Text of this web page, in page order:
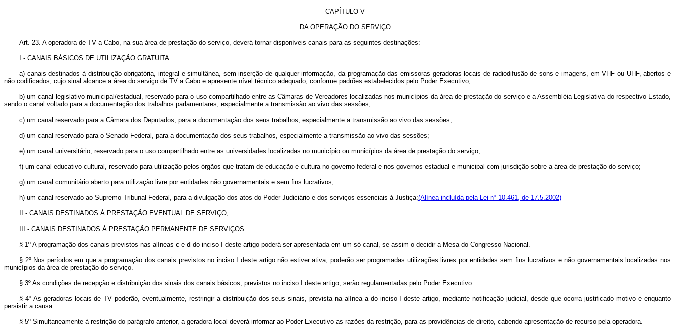
CAPÍTULO V
DA OPERAÇÃO DO SERVIÇO
Art. 23. A operadora de TV a Cabo, na sua área de prestação do serviço, deverá tornar disponíveis canais para as seguintes destinações:
I - CANAIS BÁSICOS DE UTILIZAÇÃO GRATUITA:
a) canais destinados à distribuição obrigatória, integral e simultânea, sem inserção de qualquer informação, da programação das emissoras geradoras locais de radiodifusão de sons e imagens, em VHF ou UHF, abertos e
não codificados, cujo sinal alcance a área do serviço de TV a Cabo e apresente nível técnico adequado, conforme padrões estabelecidos pelo Poder Executivo;
b) um canal legislativo municipal/estadual, reservado para o uso compartilhado entre as Câmaras de Vereadores localizadas nos municípios da área de prestação do serviço e a Assembléia Legislativa do respectivo Estado,
sendo o canal voltado para a documentação dos trabalhos parlamentares, especialmente a transmissão ao vivo das sessões;
c) um canal reservado para a Câmara dos Deputados, para a documentação dos seus trabalhos, especialmente a transmissão ao vivo das sessões;
d) um canal reservado para o Senado Federal, para a documentação dos seus trabalhos, especialmente a transmissão ao vivo das sessões;
e) um canal universitário, reservado para o uso compartilhado entre as universidades localizadas no município ou municípios da área de prestação do serviço;
f) um canal educativo-cultural, reservado para utilização pelos órgãos que tratam de educação e cultura no governo federal e nos governos estadual e municipal com jurisdição sobre a área de prestação do serviço;
g) um canal comunitário aberto para utilização livre por entidades não governamentais e sem fins lucrativos;
h) um canal reservado ao Supremo Tribunal Federal, para a divulgação dos atos do Poder Judiciário e dos serviços essenciais à Justiça;(Alínea incluída pela Lei nº 10.461, de 17.5.2002)
II - CANAIS DESTINADOS À PRESTAÇÃO EVENTUAL DE SERVIÇO;
III - CANAIS DESTINADOS À PRESTAÇÃO PERMANENTE DE SERVIÇOS.
§ 1º A programação dos canais previstos nas alíneas c e d do inciso I deste artigo poderá ser apresentada em um só canal, se assim o decidir a Mesa do Congresso Nacional.
§ 2º Nos períodos em que a programação dos canais previstos no inciso I deste artigo não estiver ativa, poderão ser programadas utilizações livres por entidades sem fins lucrativos e não governamentais localizadas nos
municípios da área de prestação do serviço.
§ 3º As condições de recepção e distribuição dos sinais dos canais básicos, previstos no inciso I deste artigo, serão regulamentadas pelo Poder Executivo.
§ 4º As geradoras locais de TV poderão, eventualmente, restringir a distribuição dos seus sinais, prevista na alínea ado inciso I deste artigo, mediante notificação judicial, desde que ocorra justificado motivo e enquanto
persistir a causa.
§ 5º Simultaneamente à restrição do parágrafo anterior, a geradora local deverá informar ao Poder Executivo as razões da restrição, para as providências de direito, cabendo apresentação de recurso pela operadora.